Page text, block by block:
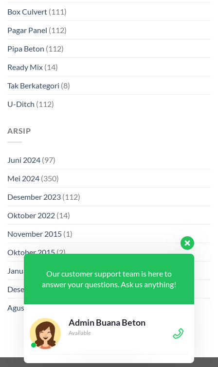
Box Culvert (111)
Pagar Panel (112)
Pipa Beton (112)
Ready Mix (14)
Tak Berkategori (8)
U-Ditch (112)
ARSIP
Juni 2024 (97)
Mei 2024 (350)
Desember 2023 (112)
Oktober 2022 (14)
November 2015 (1)
Oktober 2015(2)
Januari 2014(1)
Desember 2013(2)
Agustus 2013(2)
Our customer support team is here to
answer your questions. Ask us anything!
Admin Buana Beton
Available